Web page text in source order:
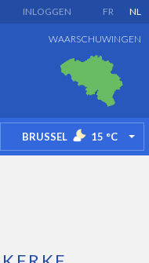
FR NL
INLOGGEN
WAARSCHUWINGEN
BRUSSEL 15 °C